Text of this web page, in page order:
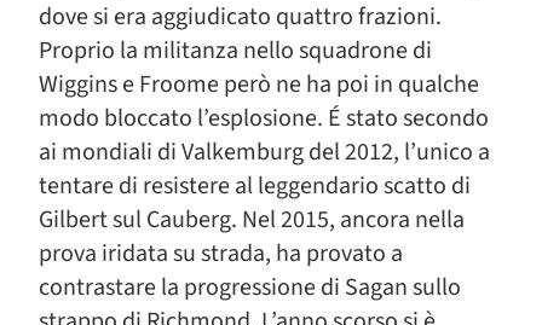
dove si era aggiudicato quattro frazioni.
Proprio la militanza nello squadrone di
Wiggins e Froome però ne ha poi in qualche
modo bloccato l’esplosione. É stato secondo
ai mondiali di Valkemburg del 2012, l’unico a
tentare di resistere al leggendario scatto di
Gilbert sul Cauberg. Nel 2015, ancora nella
prova iridata su strada, ha provato a
contrastare la progressione di Sagan sullo